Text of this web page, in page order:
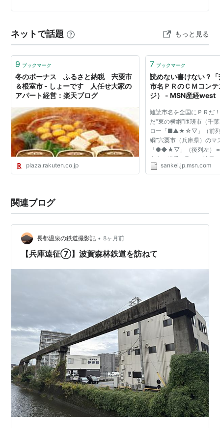
ネットで話題 もっと見る
9 ブックマーク
冬のボーナス ふるさと納税 宍粟市
＆根室市 - しょーです 人任せ大家の
アパート経営：楽天ブログ
plaza.rakuten.co.jp
7 ブックマーク
読めない書けない？
市名ＰＲのＣＭコン
ジ） - MSN産経west
難読市名を全国にＰＲだ
だ“東の横綱”匝瑳市（千
ロー「■▲★☆▽」（前列
綱”宍粟市（兵庫県）のマ
「●◆★▽」（後列左）＝
市名を逆手に取った地元
兵庫県宍粟（●■▲）市は
sankei.jp.msn.com
関連ブログ
長都温泉の鉄道撮影記 • 8ヶ月前
【兵庫遠征⑦】波賀森林鉄道を訪ねて